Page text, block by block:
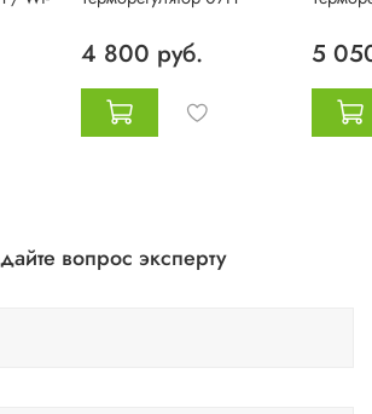
4 800 руб. 5
вопрос эксперту